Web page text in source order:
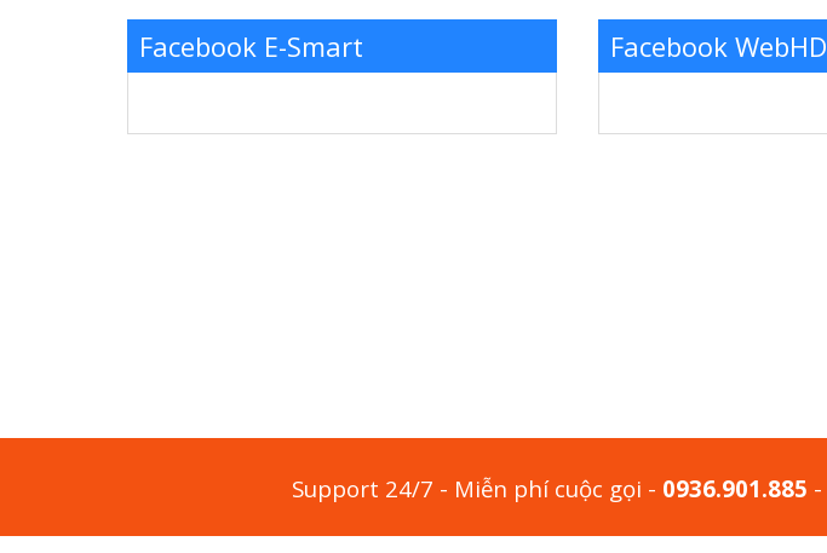
Facebook E-Smart Facebook WebHD
Support 24/7 - Miễn phí cuộc gọi - 0936.901.885 -